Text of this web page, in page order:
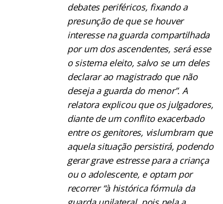
debates periféricos, fixando a
presunção de que se houver
interesse na guarda compartilhada
por um dos ascendentes, será esse
o sistema eleito, salvo se um deles
declarar ao magistrado que não
deseja a guarda do menor”. A
relatora explicou que os julgadores,
diante de um conflito exacerbado
entre os genitores, vislumbram que
aquela situação persistirá, podendo
gerar grave estresse para a criança
ou o adolescente, e optam por
recorrer “à histórica fórmula da